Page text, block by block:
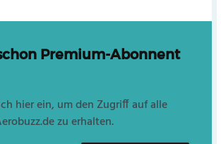
Premium-Abonnent
hier ein, um den Zugriff auf alle
zu erhalten.